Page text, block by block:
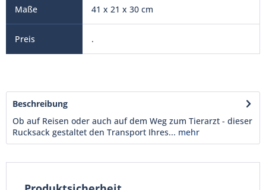
41 x 21 x 30 cm
.
Beschreibung
Ob auf Reisen oder auch auf dem Weg zum Tierarzt - dieser
Rucksack gestaltet den Transport Ihres... mehr